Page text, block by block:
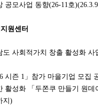
공모사업 동향(26-11호
원센터
도 사회적가치 창출 활성화
시즌 1」참가 마을기업 모집
활성화 「두쫀쿠 만들기 원데
지)